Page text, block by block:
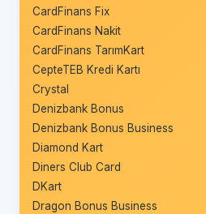
CardFinans Fix
CardFinans Nakit
CardFinans TarımKart
CepteTEB Kredi Kartı
Crystal
Denizbank Bonus
Denizbank Bonus Business
Diamond Kart
Diners Club Card
DKart
Dragon Bonus Business